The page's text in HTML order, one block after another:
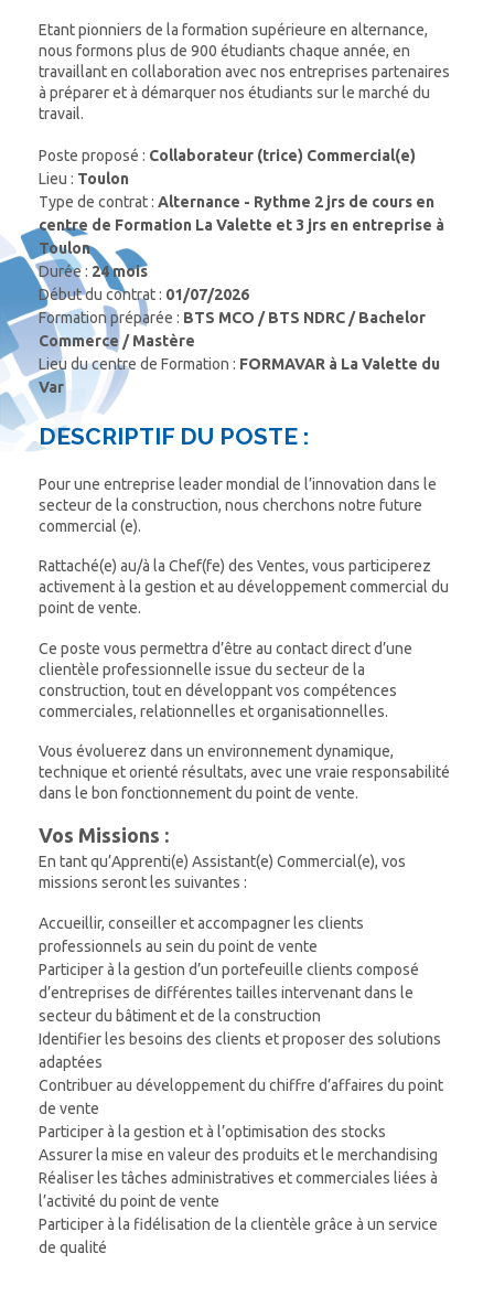
Etant pionniers de la formation supérieure en alternance,
nous formons plus de 900 étudiants chaque année, en
travaillant en collaboration avec nos entreprises partenaires
à préparer et à démarquer nos étudiants sur le marché du
travail.
Poste proposé : Collaborateur (trice) Commercial(e)
Lieu : Toulon
Type de contrat : Alternance - Rythme 2 jrs de cours en
centre de Formation La Valette et 3 jrs en entreprise à
Toulon
Durée : 24 mois
Début du contrat : 01/07/2026
Formation préparée : BTS MCO / BTS NDRC / Bachelor
Commerce / Mastère
Lieu du centre de Formation : FORMAVAR à La Valette du
Var
DESCRIPTIF DU POSTE :
Pour une entreprise leader mondial de l’innovation dans le
secteur de la construction, nous cherchons notre future
commercial (e).
Rattaché(e) au/à la Chef(fe) des Ventes, vous participerez
activement à la gestion et au développement commercial du
point de vente.
Ce poste vous permettra d’être au contact direct d’une
clientèle professionnelle issue du secteur de la
construction, tout en développant vos compétences
commerciales, relationnelles et organisationnelles.
Vous évoluerez dans un environnement dynamique,
technique et orienté résultats, avec une vraie responsabilité
dans le bon fonctionnement du point de vente.
Vos Missions :
En tant qu’Apprenti(e) Assistant(e) Commercial(e), vos
missions seront les suivantes :
Accueillir, conseiller et accompagner les clients
professionnels au sein du point de vente
Participer à la gestion d’un portefeuille clients composé
d’entreprises de différentes tailles intervenant dans le
secteur du bâtiment et de la construction
Identifier les besoins des clients et proposer des solutions
adaptées
Contribuer au développement du chiffre d’affaires du point
de vente
Participer à la gestion et à l’optimisation des stocks
Assurer la mise en valeur des produits et le merchandising
Réaliser les tâches administratives et commerciales liées à
l’activité du point de vente
Participer à la fidélisation de la clientèle grâce à un service
de qualité